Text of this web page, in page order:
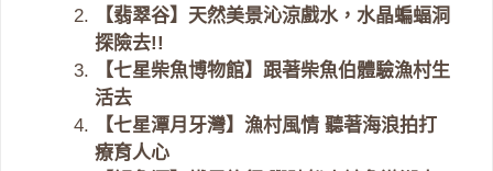
【翡翠谷】天然美景沁涼戲水，水晶蝙蝠洞
探險去!!
【七星柴魚博物館】跟著柴魚伯體驗漁村生
活去
【七星潭月牙灣】漁村風情 聽著海浪拍打
療育人心